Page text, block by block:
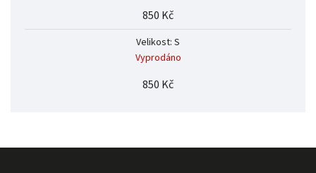
850 Kč
Velikost: S
Vyprodáno
850 Kč